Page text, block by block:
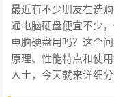
最近有不少朋友在选
通电脑硬盘便宜不少
电脑硬盘用吗？这个
原理、性能特点和使
人士，今天就来详细